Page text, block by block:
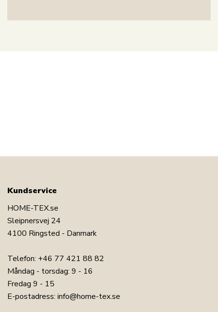
Kundservice
HOME-TEX.se
Sleipnersvej 24
4100 Ringsted - Danmark
Telefon: +46 77 421 88 82
Måndag - torsdag: 9 - 16
Fredag 9 - 15
E-postadress: info@home-tex.se